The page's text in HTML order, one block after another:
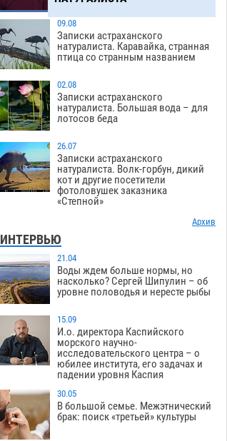
09.08
Записки астраханского
натуралиста. Каравайка, странная
птица со странным названием
02.08
Записки астраханского
натуралиста. Большая вода – для
лотосов беда
26.07
Записки астраханского
натуралиста. Волк-горбун, дикий
кот и другие посетители
фотоловушек заказника
«Степной»
Архив
ИНТЕРВЬЮ
21.04
Воды ждем больше нормы, но
насколько? Сергей Шипулин – об
уровне половодья и нересте рыбы
15.09
И.о. директора Каспийского
морского научно-
исследовательского центра – о
юбилее института, его задачах и
падении уровня Каспия
30.05
В большой семье. Межэтнический
брак: поиск «третьей» культуры